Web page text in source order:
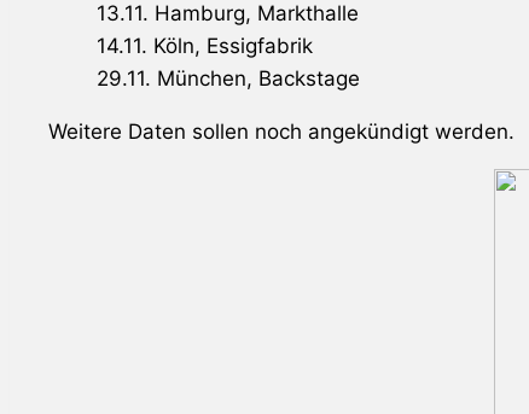
13.11. Hamburg, Markthalle
14.11. Köln, Essigfabrik
29.11. München, Backstage
Weitere Daten sollen noch angekündigt werden.